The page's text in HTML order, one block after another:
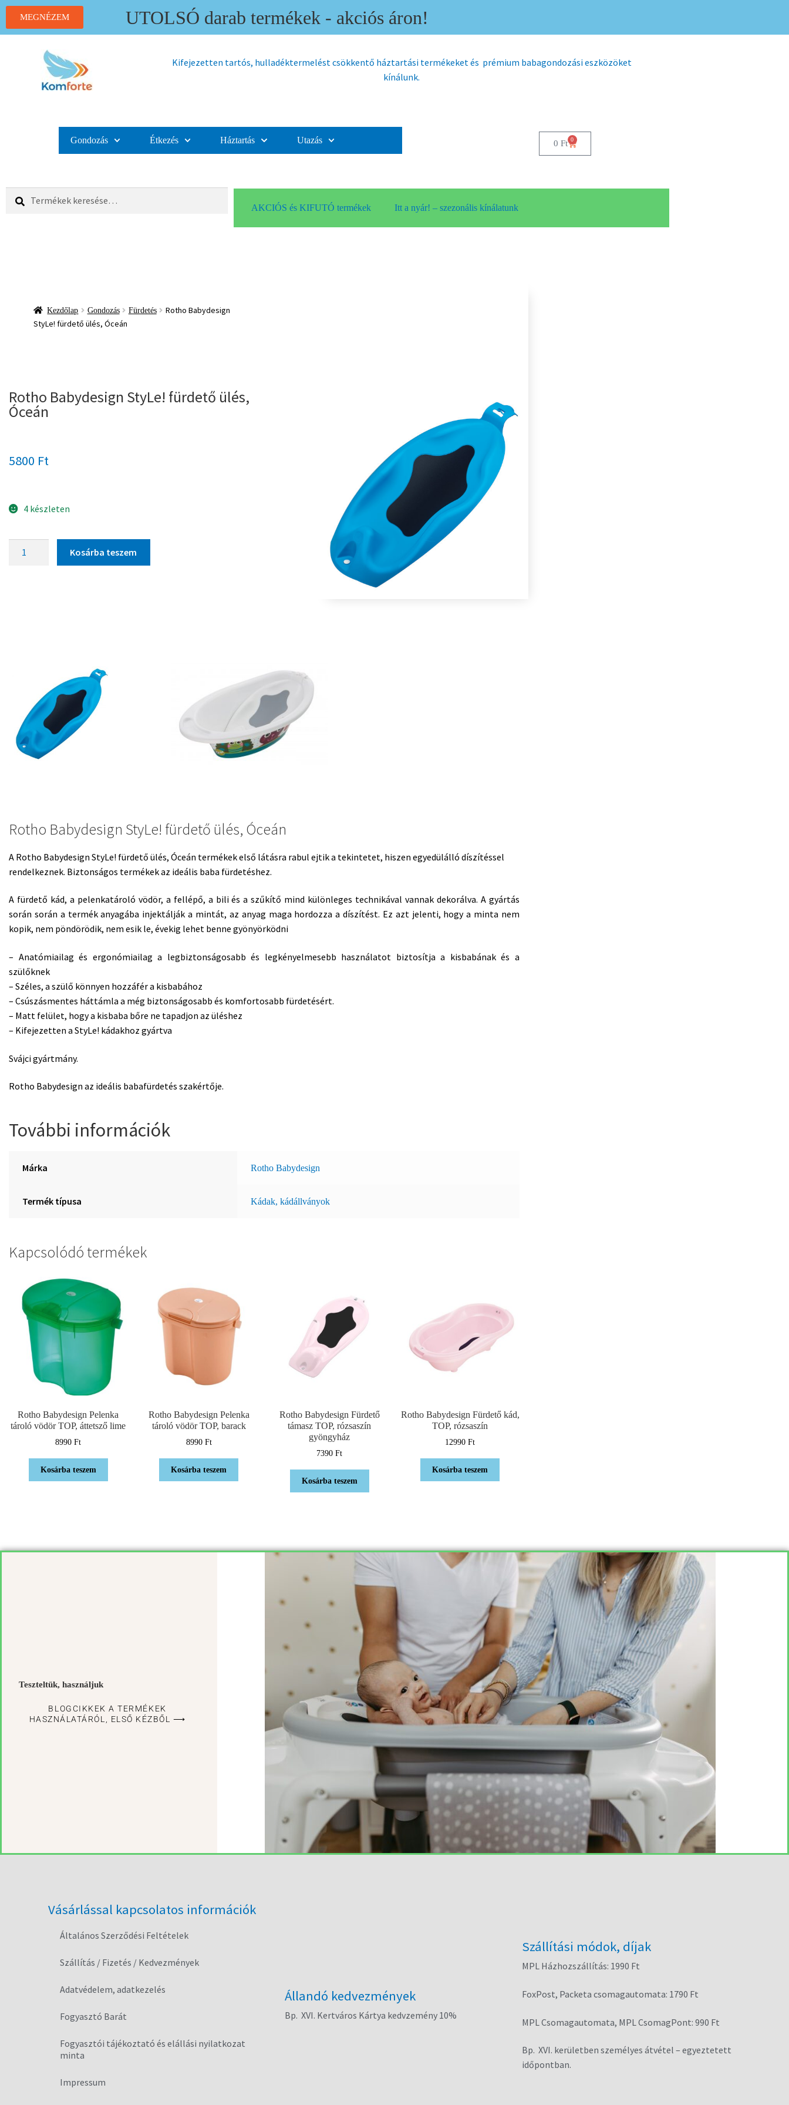
MEGNÉZEM UTOLSÓ darab termékek - akciós áron!
Kifejezetten tartós, hulladéktermelést csökkentő háztartási termékeket és prémium babagondozási eszközöket
kínálunk.
Gondozás Étkezés Háztartás Utazás 0 Ft 0
Keresés
AKCIÓS és KIFUTÓ termékek Itt a nyár! – szezonális kínálatunk
Kezdőlap Gondozás Fürdetés
Rotho Babydesign
StyLe! fürdető ülés, Óceán
Rotho Babydesign StyLe! fürdető ülés,
Óceán
5800 Ft
4 készleten
Kosárba teszem
Rotho Babydesign StyLe! fürdető ülés, Óceán
A Rotho Babydesign StyLe! fürdető ülés, Óceán termékek első látásra rabul ejtik a tekintetet, hiszen egyedülálló díszítéssel
rendelkeznek. Biztonságos termékek az ideális baba fürdetéshez.
A fürdető kád, a pelenkatároló vödör, a fellépő, a bili és a szűkítő mind különleges technikával vannak dekorálva. A gyártás
során során a termék anyagába injektálják a mintát, az anyag maga hordozza a díszítést. Ez azt jelenti, hogy a minta nem
kopik, nem pöndörödik, nem esik le, évekig lehet benne gyönyörködni
– Anatómiailag és ergonómiailag a legbiztonságosabb és legkényelmesebb használatot biztosítja a kisbabának és a
szülőknek
– Széles, a szülő könnyen hozzáfér a kisbabához
– Csúszásmentes háttámla a még biztonságosabb és komfortosabb fürdetésért.
– Matt felület, hogy a kisbaba bőre ne tapadjon az üléshez
– Kifejezetten a StyLe! kádakhoz gyártva
Svájci gyártmány.
Rotho Babydesign az ideális babafürdetés szakértője.
További információk
Márka Rotho Babydesign
Termék típusa Kádak, kádállványok
Kapcsolódó termékek
Rotho Babydesign Pelenka
tároló vödör TOP, áttetsző lime
8990Ft
Kosárba teszem
Rotho Babydesign Pelenka
tároló vödör TOP, barack
8990 Ft
Kosárba teszem
Rotho Babydesign Fürdető
támasz TOP, rózsaszín
gyöngyház
7390Ft
Kosárba teszem
Rotho Babydesign Fürdető kád,
TOP, rózsaszín
12990Ft
Kosárba teszem
Teszteltük, használjuk
BLOGCIKKEK A TERMÉKEK
HASZNÁLATÁRÓL, ELSŐ KÉZBŐL ⟶
Vásárlással kapcsolatos információk
Általános Szerződési Feltételek
Szállítás / Fizetés / Kedvezmények
Adatvédelem, adatkezelés
Fogyasztó Barát
Fogyasztói tájékoztató és elállási nyilatkozat
minta
Impressum
Állandó kedvezmények
Bp. XVI. Kertváros Kártya kedvzemény 10%
Szállítási módok, díjak
MPL Házhozszállítás: 1990 Ft
FoxPost, Packeta csomagautomata: 1790 Ft
MPL Csomagautomata, MPL CsomagPont: 990 Ft
Bp. XVI. kerületben személyes átvétel – egyeztetett
időpontban.